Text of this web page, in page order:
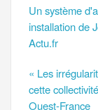
Un système
installation de
Actu.fr
« Les
cette
Ouest-France